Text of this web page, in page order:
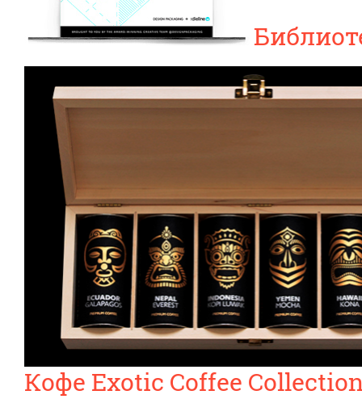
Кофе Exotic Coffee